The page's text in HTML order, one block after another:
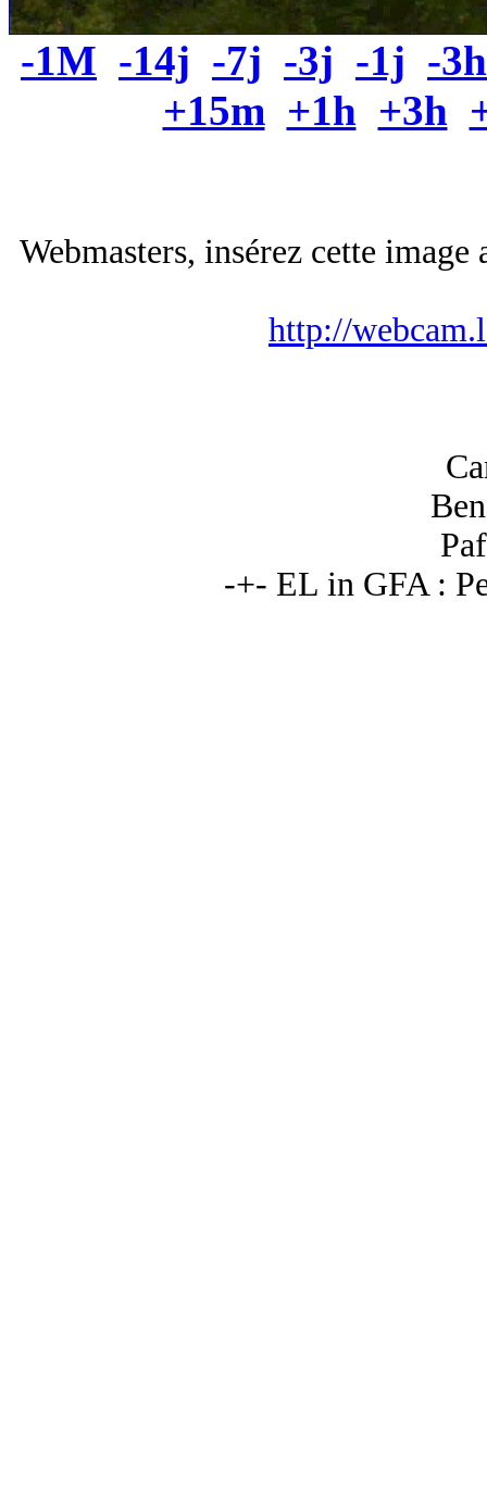
-1M -14j -7j -3j -1j -3h
+15m +1h +3h
Webmasters, insérez cette
http://
-+- EL in GFA :